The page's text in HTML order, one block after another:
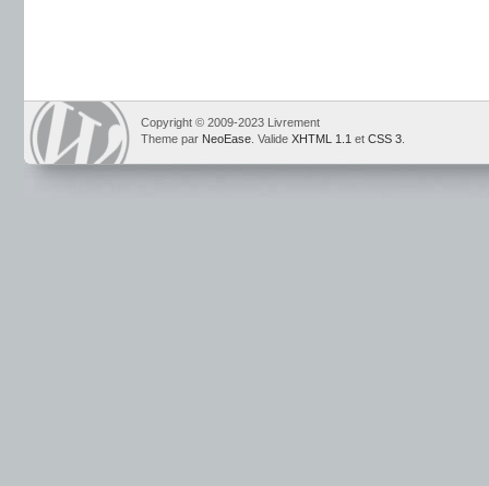
Copyright © 2009-2023 Livrement
Theme par NeoEase . Valide XHTML 1.1 et CSS 3